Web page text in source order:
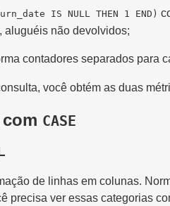
IS NULL THEN 1 END)
aluguéis não devolvidos;
contadores separados para
você obtém as duas
CASE
de linhas em colunas.
precisa ver essas categorias